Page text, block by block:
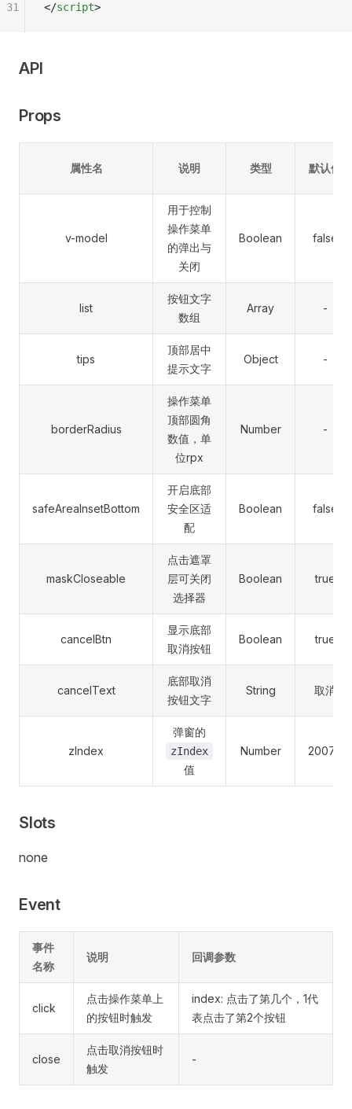
</script>
31
API
Props
属性名 说明 类型 默认值
v-model
用于控制
操作菜单
的弹出与
关闭
Boolean false
list
按钮文字
数组
Array -
tips
顶部居中
提示文字
Object -
borderRadius
操作菜单
顶部圆角
数值，单
位rpx
Number -
safeAreaInsetBottom
开启底部
安全区适
配
Boolean false
maskCloseable
点击遮罩
层可关闭
选择器
Boolean true
cancelBtn
显示底部
取消按钮
Boolean true
cancelText
底部取消
按钮文字
String 取消
zIndex
弹窗的
zIndex
值
Number 20075
Slots
none
Event
事件
名称
说明 回调参数
click
点击操作菜单上
的按钮时触发
index: 点击了第几个，1代
表点击了第2个按钮
close
点击取消按钮时
触发
-